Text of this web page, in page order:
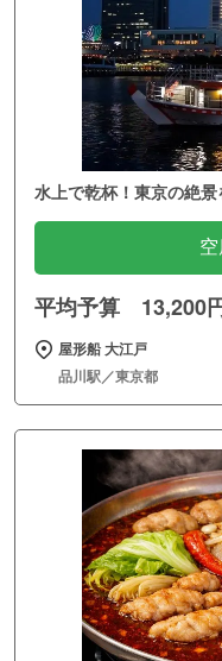
水上で乾杯！東京の絶
平均予算 13,200
屋形船 大江戸
品川駅／東京都